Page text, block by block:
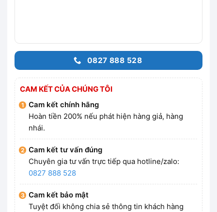
0827 888 528
CAM KẾT CỦA CHÚNG TÔI
Cam kết chính hãng
Hoàn tiền 200% nếu phát hiện hàng giả, hàng
nhái.
Cam kết tư vấn đúng
Chuyên gia tư vấn trực tiếp qua hotline/zalo:
0827 888 528
Cam kết bảo mật
Tuyệt đối không chia sẻ thông tin khách hàng